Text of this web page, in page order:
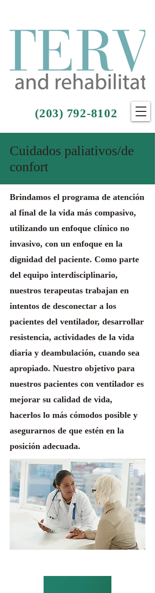
(203) 792-8102
Cuidados paliativos/de
confort
Brindamos el programa de atención
al final de la vida más compasivo,
utilizando un enfoque clínico no
invasivo, con un enfoque en la
dignidad del paciente. Como parte
del equipo interdisciplinario,
nuestros terapeutas trabajan en
intentos de desconectar a los
pacientes del ventilador, desarrollar
resistencia, actividades de la vida
diaria y deambulación, cuando sea
apropiado. Nuestro objetivo para
nuestros pacientes con ventilador es
mejorar su calidad de vida,
hacerlos lo más cómodos posible y
asegurarnos de que estén en la
posición adecuada.